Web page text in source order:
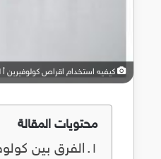
كيفيه استخدام اقراص كولوفيرين
محتويات المقالة
الفرق بين